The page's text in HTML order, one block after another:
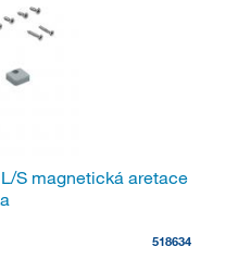
S magnetická aretace
518634